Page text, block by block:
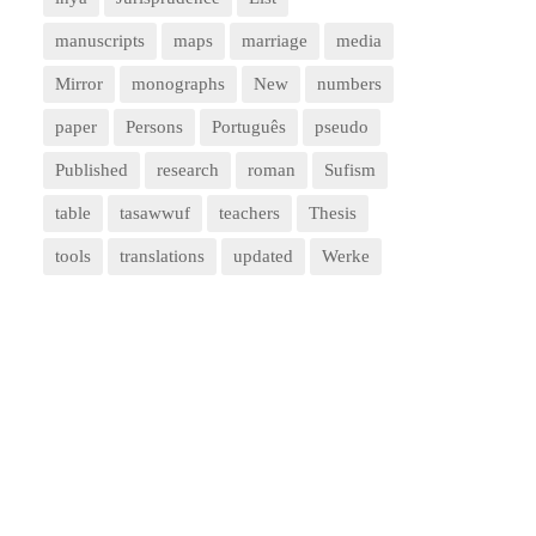
manuscripts maps marriage media
Mirror monographs New numbers
paper Persons Português pseudo
Published research roman Sufism
table tasawwuf teachers Thesis
tools translations updated Werke